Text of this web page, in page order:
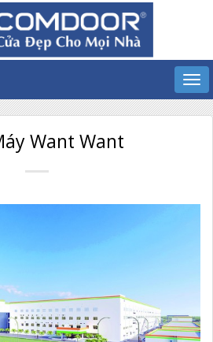
Want Want